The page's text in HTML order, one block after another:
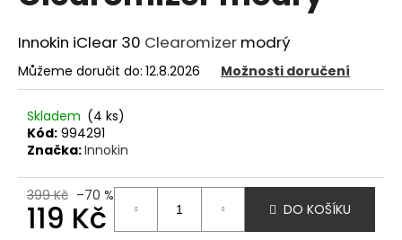
hvězdiček.
Innokin iClear 30 Clearomizer modrý
Můžeme doručit do: 12.8.2026 Možnosti doručení
Skladem (4 ks)
Kód: 994291
Značka:Innokin
399 Kč –70 %
119 Kč DO KOŠÍKU
j
í
t
?
HLEDAT